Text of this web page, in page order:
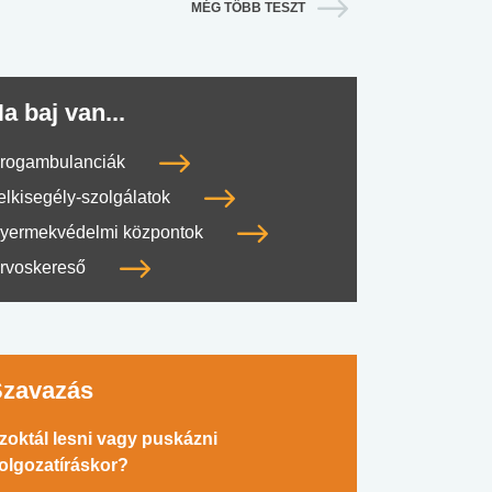
MÉG TÖBB TESZT
baj van...
szolgálatok
központok
lesni vagy puskázni